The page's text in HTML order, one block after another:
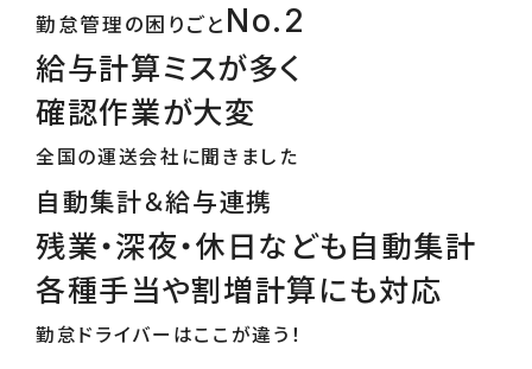
勤怠管理の困りごと No.2
給与計算ミスが多く
確認作業が大変
全国の運送会社に聞きました
自動集計＆給与連携
残業・深夜・休日なども自動集計
各種手当や割増計算にも対応
勤怠ドライバーはここが違う！